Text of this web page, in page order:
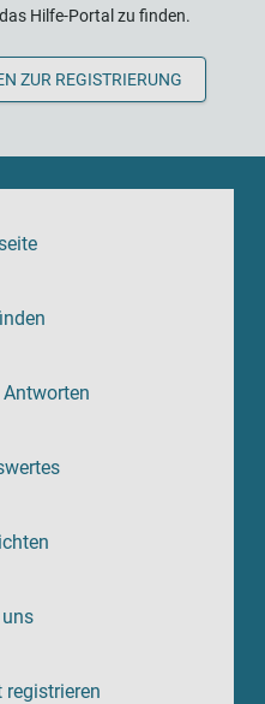
Hilfe-Portal zu finden.
ZUR REGISTRIERUNG
uns